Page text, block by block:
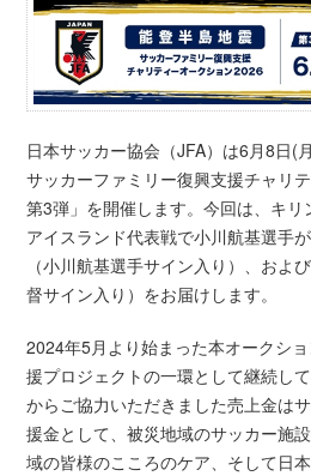
日本サッカー協会（JFA）は6月8日(
サッカーファミリー復興支援チャリ
第3弾」を開催します。今回は、キ
アイスランド代表戦で小川航基選手
（小川航基選手サイン入り）、およ
督サイン入り）をお届けします。
2024年5月より始まった本オークシ
援プロジェクトの一環として継続し
からご協力いただきました売上金は
援金として、被災地域のサッカー施
域の皆様のこころのケア、そして日